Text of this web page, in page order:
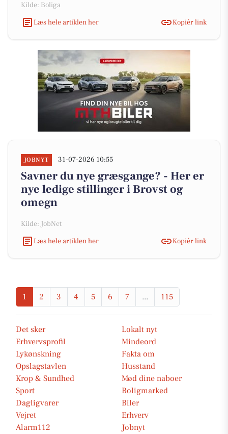
Kilde: Boliga
Læs hele artiklen her
Kopiér link
JOBNYT 31-07-2026 10:55
Savner du nye græsgange? - Her er
nye ledige stillinger i Brovst og
omegn
Kilde: JobNet
Læs hele artiklen her
Kopiér link
1 2 3 4 5 6 7 ... 115
Det sker
Lokalt nyt
Erhvervsprofil
Mindeord
Lykønskning
Fakta om
Opslagstavlen
Husstand
Krop & Sundhed
Mød dine naboer
Sport
Boligmarked
Dagligvarer
Biler
Vejret
Erhverv
Alarm112
Jobnyt